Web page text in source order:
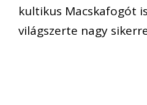
kultikus Macskafogót
világszerte nagy